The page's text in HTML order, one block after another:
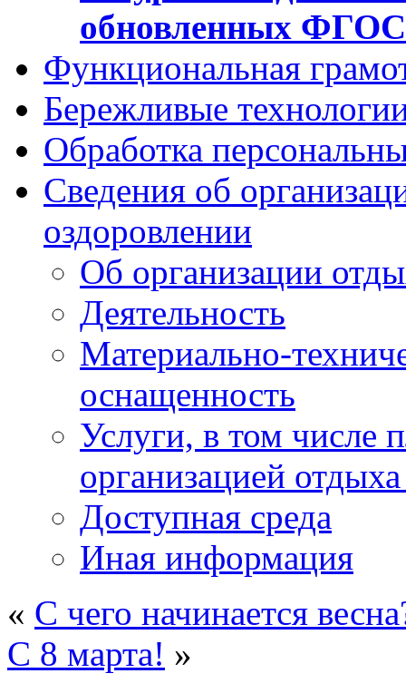
обновленных
Функциональная
Бережливые
Обработка
Сведения об
оздоровлении
Об организации
Деятельность
Материально-
оснащенность
Услуги, в том числе
организацией
Доступная среда
Иная информация
« С чего начинается
C 8 марта! »